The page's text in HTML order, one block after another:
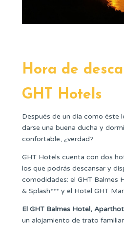
Hora de
GHT Hotels
Después de un día como éste
darse una buena ducha y
confortable, ¿verdad?
GHT Hotels cuenta con dos
los que podrás descansar y
comodidades: el GHT Balmes
& Splash*** y el Hotel GHT
El GHT Balmes Hotel,
un alojamiento de trato